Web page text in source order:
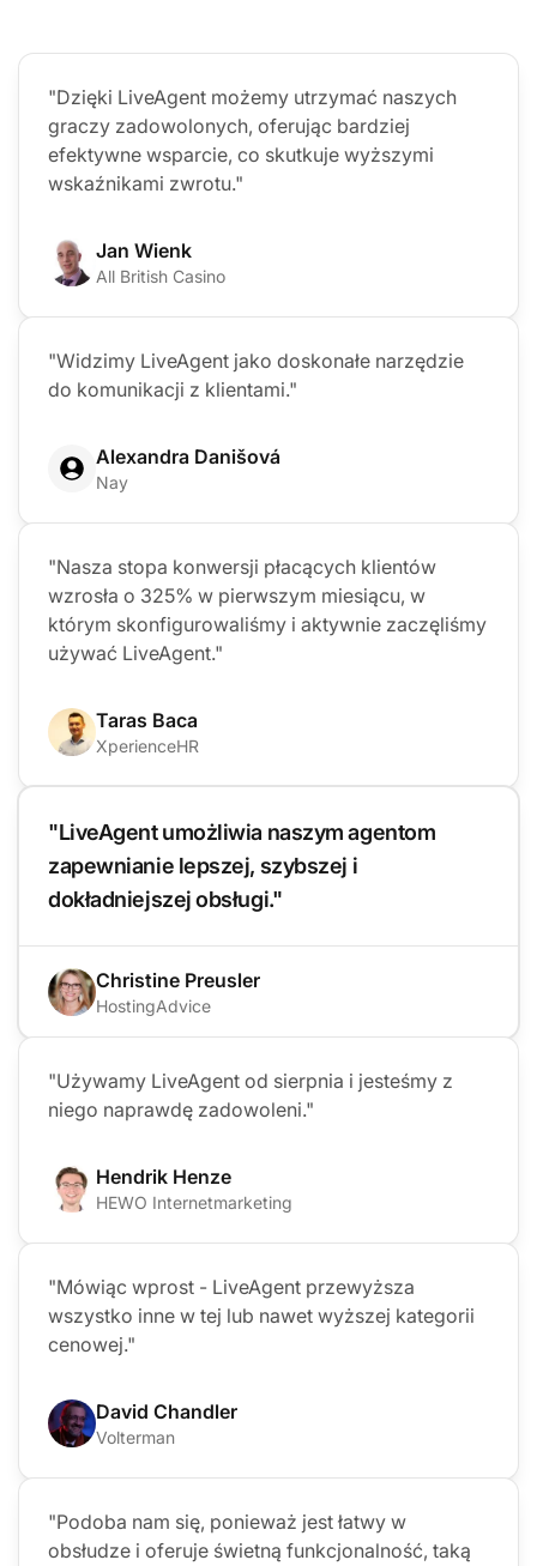
"Dzięki LiveAgent możemy utrzymać naszych
graczy zadowolonych, oferując bardziej
efektywne wsparcie, co skutkuje wyższymi
wskaźnikami zwrotu."
Jan Wienk
All British Casino
"Widzimy LiveAgent jako doskonałe narzędzie
do komunikacji z klientami."
Alexandra Danišová
Nay
"Nasza stopa konwersji płacących klientów
wzrosła o 325% w pierwszym miesiącu, w
którym skonfigurowaliśmy i aktywnie zaczęliśmy
używać LiveAgent."
Taras Baca
XperienceHR
"LiveAgent umożliwia naszym agentom
zapewnianie lepszej, szybszej i
dokładniejszej obsługi."
Christine Preusler
HostingAdvice
"Używamy LiveAgent od sierpnia i jesteśmy z
niego naprawdę zadowoleni."
Hendrik Henze
HEWO Internetmarketing
"Mówiąc wprost - LiveAgent przewyższa
wszystko inne w tej lub nawet wyższej kategorii
cenowej."
David Chandler
Volterman
"Podoba nam się, ponieważ jest łatwy w
obsłudze i oferuje świetną funkcjonalność, taką